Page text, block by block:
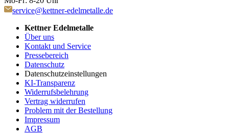
service@kettner-edelmetalle.de
Kettner Edelmetalle
Über uns
Kontakt und Service
Pressebereich
Datenschutz
Datenschutzeinstellungen
KI-Transparenz
Widerrufsbelehrung
Vertrag widerrufen
Problem mit der Bestellung
Impressum
AGB